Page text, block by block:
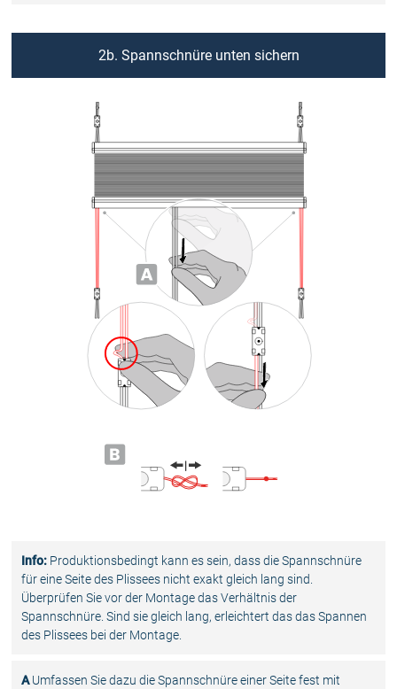
2b. Spannschnüre unten sichern
Info: Produktionsbedingt kann es sein, dass die Spannschnüre
für eine Seite des Plissees nicht exakt gleich lang sind.
Überprüfen Sie vor der Montage das Verhältnis der
Spannschnüre. Sind sie gleich lang, erleichtert das das Spannen
des Plissees bei der Montage.
AUmfassen Sie dazu die Spannschnüre einer Seite fest mit